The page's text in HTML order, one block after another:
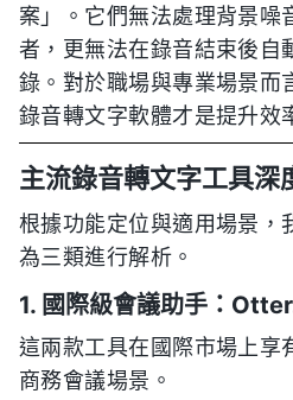
案」。它們無法處理背景噪
者，更無法在錄音結束後自
錄。對於職場與專業場景而
錄音轉文字軟體才是提升效
主流錄音轉文字工具深
根據功能定位與適用場景，
為三類進行解析。
1. 國際級會議助手：
這兩款工具在國際市場上享
商務會議場景。